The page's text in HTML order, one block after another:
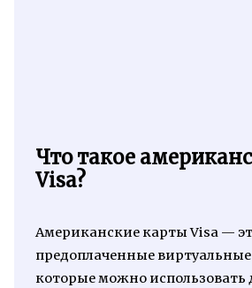
Что такое
Visa?
Американские карты Visa —
предоплаченные
которые можно использовать